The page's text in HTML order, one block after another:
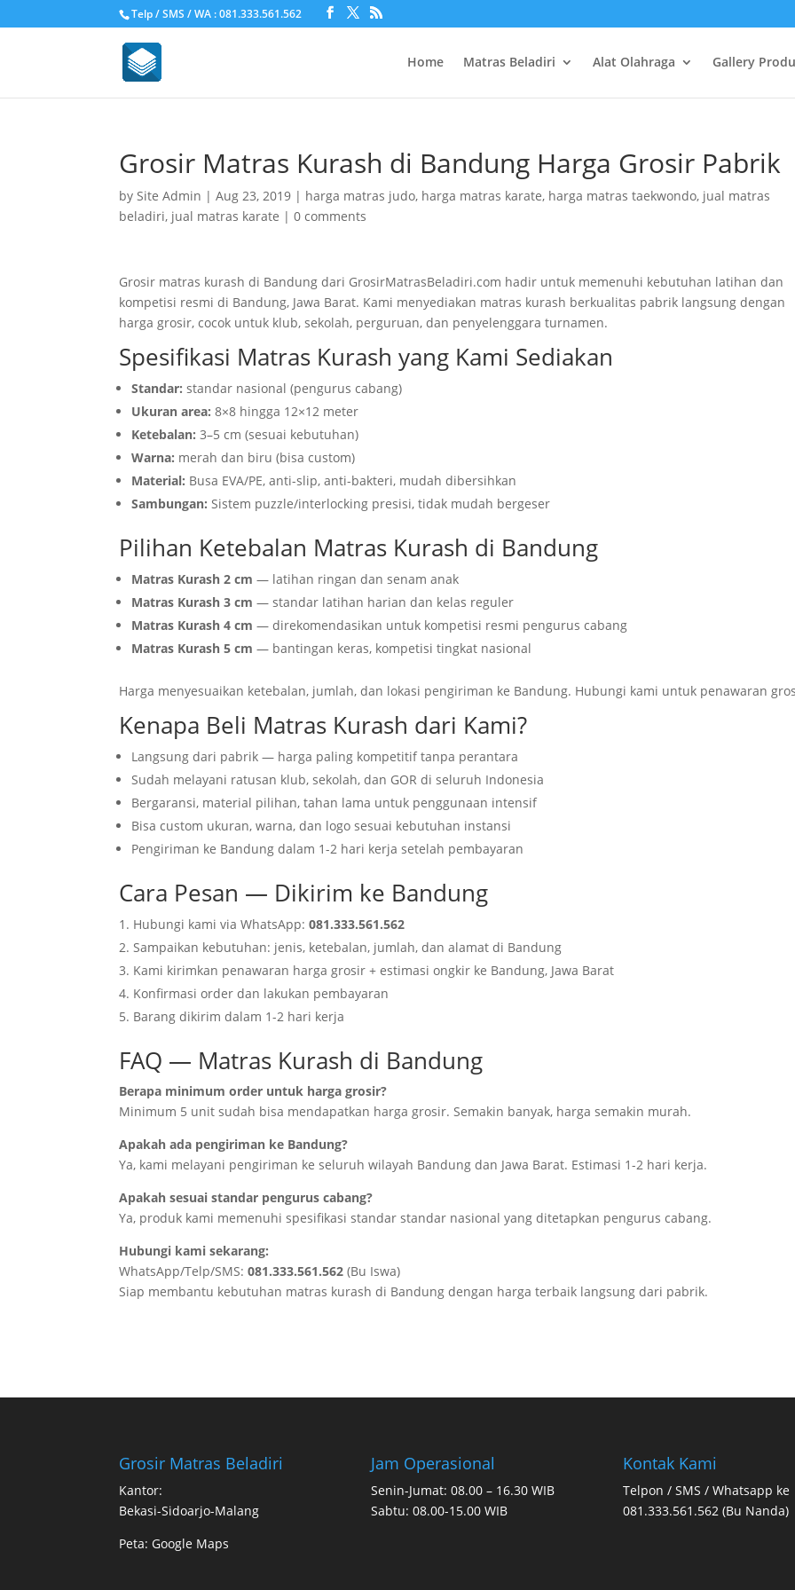
Telp / SMS / WA : 081.333.561.562
Home Matras Beladiri Alat Olahraga Gallery
Grosir Matras Kurash di Bandung Harga Grosir Pabrik
bySite Admin |Aug 23, 2019 | harga matras judo, harga matras karate, harga matras taekwondo, jual matras
beladiri, jual matras karate |0 comments
Grosir matras kurash di Bandung dari GrosirMatrasBeladiri.com hadir untuk memenuhi kebutuhan latihan dan
kompetisi resmi di Bandung, Jawa Barat. Kami menyediakan matras kurash berkualitas pabrik langsung dengan
harga grosir, cocok untuk klub, sekolah, perguruan, dan penyelenggara turnamen.
Spesifikasi Matras Kurash yang Kami Sediakan
Standar: standar nasional (pengurus cabang)
Ukuran area: 8×8 hingga 12×12 meter
Ketebalan: 3–5 cm (sesuai kebutuhan)
Warna: merah dan biru (bisa custom)
Material: Busa EVA/PE, anti-slip, anti-bakteri, mudah dibersihkan
Sambungan: Sistem puzzle/interlocking presisi, tidak mudah bergeser
Pilihan Ketebalan Matras Kurash di Bandung
Matras Kurash 2 cm — latihan ringan dan senam anak
Matras Kurash 3 cm — standar latihan harian dan kelas reguler
Matras Kurash 4 cm — direkomendasikan untuk kompetisi resmi pengurus cabang
Matras Kurash 5 cm — bantingan keras, kompetisi tingkat nasional
Harga menyesuaikan ketebalan, jumlah, dan lokasi pengiriman ke Bandung. Hubungi kami untuk penawaran
Kenapa Beli Matras Kurash dari Kami?
Langsung dari pabrik — harga paling kompetitif tanpa perantara
Sudah melayani ratusan klub, sekolah, dan GOR di seluruh Indonesia
Bergaransi, material pilihan, tahan lama untuk penggunaan intensif
Bisa custom ukuran, warna, dan logo sesuai kebutuhan instansi
Pengiriman ke Bandung dalam 1-2 hari kerja setelah pembayaran
Cara Pesan — Dikirim ke Bandung
Hubungi kami via WhatsApp:081.333.561.562
Sampaikan kebutuhan: jenis, ketebalan, jumlah, dan alamat di Bandung
Kami kirimkan penawaran harga grosir + estimasi ongkir ke Bandung, Jawa Barat
Konfirmasi order dan lakukan pembayaran
Barang dikirim dalam 1-2 hari kerja
FAQ — Matras Kurash di Bandung
Berapa minimum order untuk harga grosir?
Minimum 5 unit sudah bisa mendapatkan harga grosir. Semakin banyak, harga semakin murah.
Apakah ada pengiriman ke Bandung?
Ya, kami melayani pengiriman ke seluruh wilayah Bandung dan Jawa Barat. Estimasi 1-2 hari kerja.
Apakah sesuai standar pengurus cabang?
Ya, produk kami memenuhi spesifikasi standar standar nasional yang ditetapkan pengurus cabang.
Hubungi kami sekarang:
WhatsApp/Telp/SMS:081.333.561.562 (Bu Iswa)
Siap membantu kebutuhan matras kurash di Bandung dengan harga terbaik langsung dari pabrik.
Grosir Matras Beladiri
Kantor:
Bekasi-Sidoarjo-Malang
Peta:Google Maps
Jam Operasional
Senin-Jumat: 08.00 – 16.30 WIB
Sabtu: 08.00-15.00 WIB
Kontak Kami
Telpon / SMS / Whatsapp ke
081.333.561.562 (Bu Nanda)